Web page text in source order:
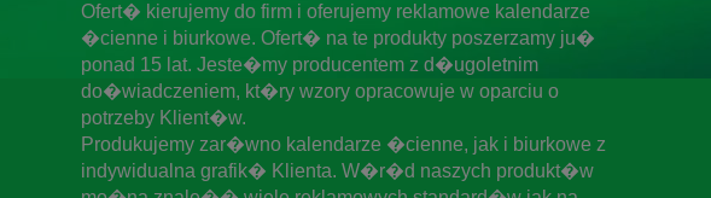
Ofert� kierujemy do firm i oferujemy reklamowe kalendarze
�cienne i biurkowe. Ofert� na te produkty poszerzamy ju�
ponad 15 lat. Jeste�my producentem z d�ugoletnim
do�wiadczeniem, kt�ry wzory opracowuje w oparciu o
potrzeby Klient�w.
Produkujemy zar�wno kalendarze �cienne, jak i biurkowe z
indywidualna grafik� Klienta. W�r�d naszych produkt�w